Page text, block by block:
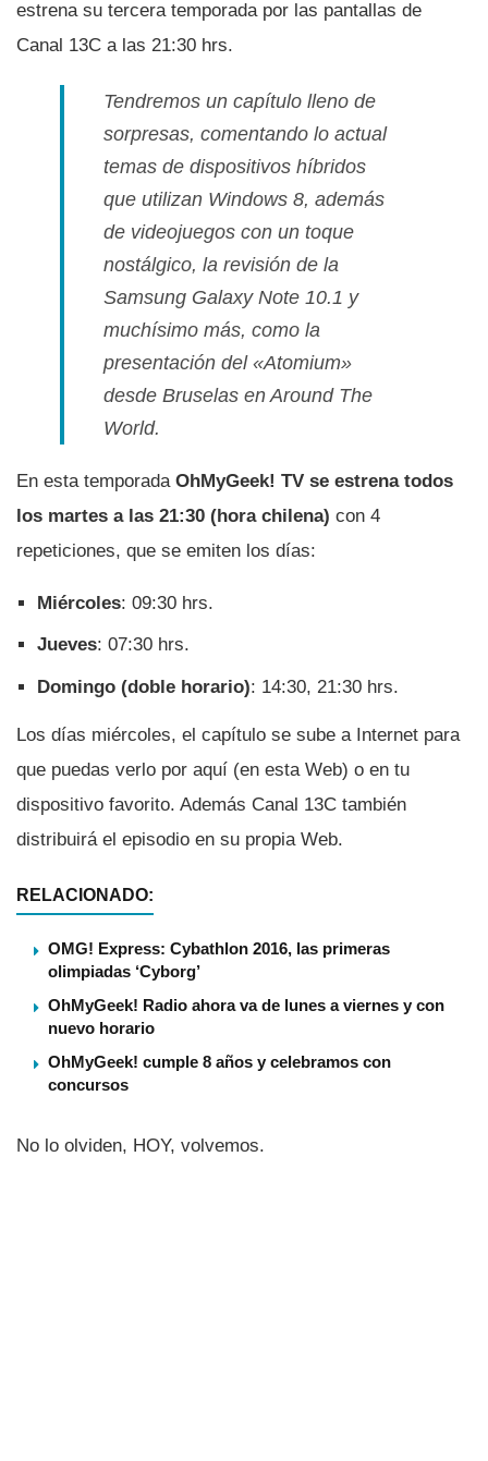
estrena su tercera temporada por las pantallas de
Canal 13C a las 21:30 hrs.
Tendremos un capí­tulo lleno de
sorpresas, comentando lo actual
temas de dispositivos hí­bridos
que utilizan Windows 8, además
de videojuegos con un toque
nostálgico, la revisión de la
Samsung Galaxy Note 10.1 y
muchí­simo más, como la
presentación del «Atomium»
desde Bruselas en Around The
World.
En esta temporada OhMyGeek! TV se estrena todos
los martes a las 21:30 (hora chilena) con 4
repeticiones, que se emiten los dí­as:
Miércoles: 09:30 hrs.
Jueves: 07:30 hrs.
Domingo (doble horario): 14:30, 21:30 hrs.
Los dí­as miércoles, el capí­tulo se sube a Internet para
que puedas verlo por aquí­ (en esta Web) o en tu
dispositivo favorito. Además Canal 13C también
distribuirá el episodio en su propia Web.
RELACIONADO:
OMG! Express: Cybathlon 2016, las primeras
olimpiadas ‘Cyborg’
OhMyGeek! Radio ahora va de lunes a viernes y con
nuevo horario
OhMyGeek! cumple 8 años y celebramos con
concursos
No lo olviden, HOY, volvemos.